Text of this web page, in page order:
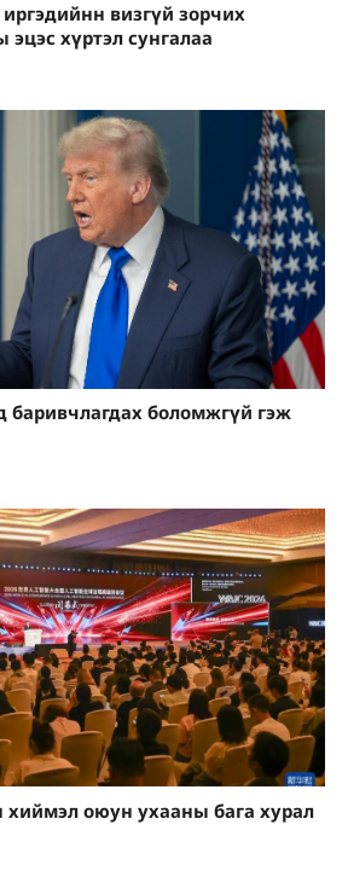
визгүй зорчих
хүртэл сунгалаа
баривчлагдах боломжгүй гэж
оюун ухааны бага хурал